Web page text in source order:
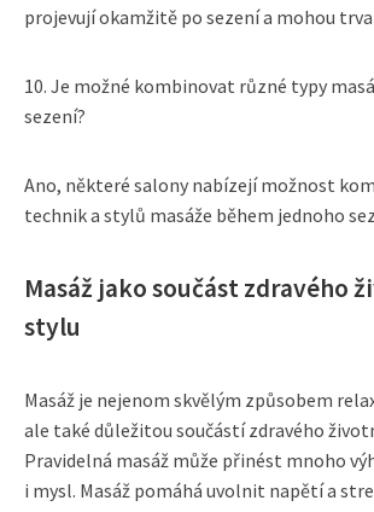
projevují okamžitě po sezení a mohou
10. Je možné kombinovat různé typy
sezení?
Ano, některé salony nabízejí možnost
technik a stylů masáže během jednoho
Masáž jako součást zdravého
stylu
Masáž je nejenom skvělým způsobem
ale také důležitou součástí zdravého
Pravidelná masáž může přinést mnoho
i mysl. Masáž pomáhá uvolnit napětí a